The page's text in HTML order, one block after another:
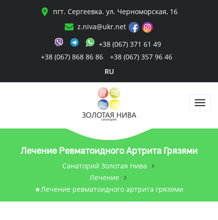
пгт. Сергеевка. ул. Черноморская, 16
z.niva@ukr.net
+38 (067) 371 61 49
+38 (067) 868 86 86
+38 (067) 357 96 46
RU
Лечение Ревматоидного Артрита Грязями
Санаторий Золотая Нива
Лечение
★Лечение ревматоидного артрита грязями